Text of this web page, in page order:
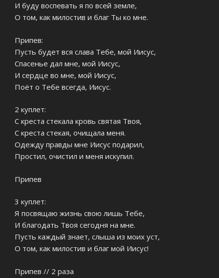
И буду воспевать я по всей земле,
О том, как милостив и благ Ты ко мне.
Припев:
Пусть будет вся слава Тебе, мой Иисус,
Спасенье дал мне, мой Иисус,
И сердце во мне, мой Иисус,
Поёт о Тебе всегда, Иисус.
2 куплет:
С креста стекала кровь святая Твоя,
С креста стекая, очищала меня.
Одежду правды мне Иисус подарил,
Простил, очистил и меня искупил.
Припев
3 куплет:
Я посвящаю жизнь свою лишь Тебе,
И благодать Твоя сегодня на мне.
Пусть каждый знает, слыша из моих уст,
О том, как милостив и благ мой Иисус!
Припев // 2 раза